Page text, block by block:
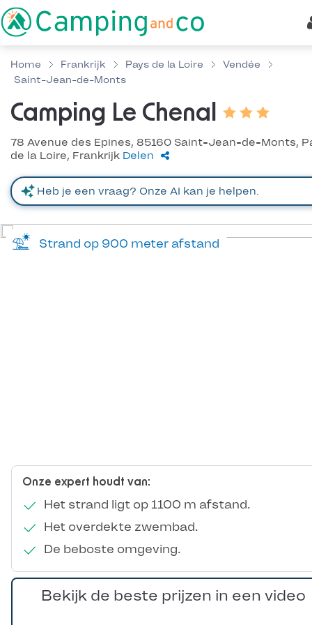
Home Frankrijk Pays de la Loire
Vendée
Saint-Jean-de-Monts
Camping Le Chenal
78 Avenue des Epines, 85160 Saint-Jean-de-Monts,
de la Loire, Frankrijk Delen
Onze expert houdt van:
Het strand ligt op 1100 m afstand.
Het overdekte zwembad.
De beboste omgeving.
Strand op 900 meter afstand
Bekijk de beste prijzen in een video